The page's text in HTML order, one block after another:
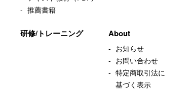
推薦書籍
研修/トレーニング About
お知らせ
お問い合わせ
特定商取引法に
基づく表示